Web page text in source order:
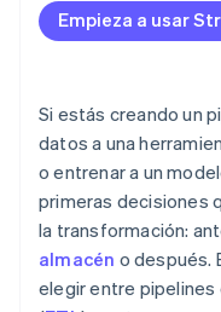
Acceso a los datos
Flujo de trabajo del
Empieza a usar
Si estás creando un
datos a una
o entrenar a un
primeras decisiones
la transformación:
almacén o después.
elegir entre pipelines